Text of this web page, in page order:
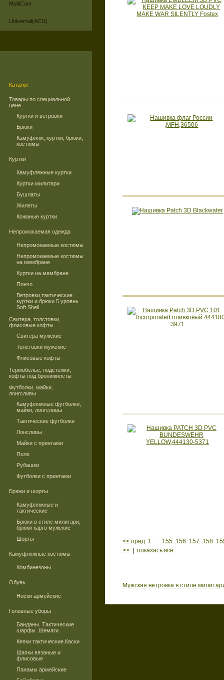
MultiCam
Universal(ACU)
Каталог
Товары по специальной
цене
Куртки и ветровки
Брюки
Камуфляж, куртки, брюки,
костюмы
Куртки
Камуфляжные куртки
Куртки милитари
Бушлаты
Жилеты
Кожаные куртки
Непромокаемая одежда
Непромокаемые костюмы
Непромокаемые костюмы
на мембране
Куртки на мембране
Пончо
Ветровки,тактические
куртки и брюки 5 уровнь
Soft Shell
Свитера, толстовки,
флисовые кофты
Свитера мужские
Толстовки мужские
Флисовые кофты
Термобелье, подстежки,
кофты под бронижилеты
Футболки, майки,
лонгсливы
Камуфляжные футболки,
майки, лонгсливы
Тактические футболки
Лонсливы
Майки с принтами
Поло
Рубашки
Футболки с принтами
Брюки и шорты
Камуфляжные и
тактические
Брюки в стиле милитари,
брюки карго мужские
Шорты
Камуфляжные костюмы
Комбинезоны
Обувь
Носки армейские
Головные уборы
Банданы. Тактические
шарфы. Шемаги
Кепки тактические.Каски
Шапки вязаные и
флисовые
Панамы армейские
<< пред 1 ... 155 156 157 158
>>
показать все
Мужская ветровка в стиле